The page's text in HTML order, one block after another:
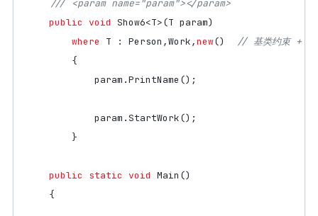
/// <param name="param"></param>
public void Show6<T>(T param)
where
T : Person ,Work,new()
// 基类约束 + 接
{
param .PrintName ();
param .StartWork();
}
public static void Main ()
{